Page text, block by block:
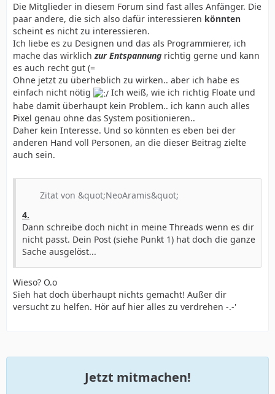
Die Mitglieder in diesem Forum sind fast alles Anfänger. Die
paar andere, die sich also dafür interessieren könnten
scheint es nicht zu interessieren.
Ich liebe es zu Designen und das als Programmierer, ich
mache das wirklichzur Entspannung richtig gerne und kann
es auch recht gut (=
Ohne jetzt zu überheblich zu wirken.. aber ich habe es
einfach nicht nötig
Ich weiß, wie ich richtig Floate und
habe damit überhaupt kein Problem.. ich kann auch alles
Pixel genau ohne das System positionieren..
Daher kein Interesse. Und so könnten es eben bei der
anderen Hand voll Personen, an die dieser Beitrag zielte
auch sein.
Zitat von &quot;NeoAramis&quot;
4.
Dann schreibe doch nicht in meine Threads wenn es dir
nicht passt. Dein Post (siehe Punkt 1) hat doch die ganze
Sache ausgelöst...
Wieso? O.o
Sieh hat doch überhaupt nichts gemacht! Außer dir
versucht zu helfen. Hör auf hier alles zu verdrehen -.-'
Jetzt mitmachen!